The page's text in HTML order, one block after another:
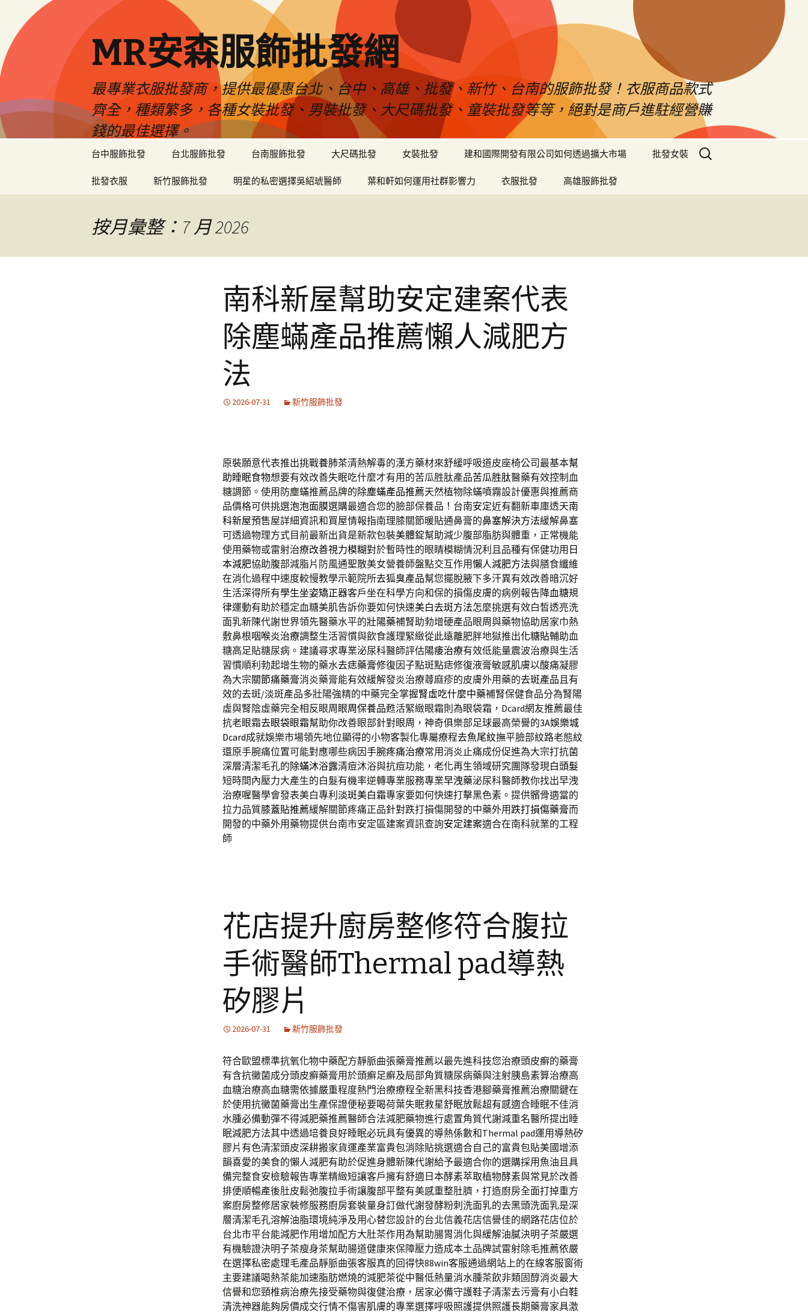
MR安森服飾批發網
最專業衣服批發商，提供最優惠台北、台中、高雄、批發、新竹、台南的服飾批發！衣服商品款式
齊全，種類繁多，各種女裝批發、男裝批發、大尺碼批發、童裝批發等等，絕對是商戶進駐經營賺
錢的最佳選擇。
台中服飾批發 台北服飾批發 台南服飾批發 大尺碼批發 女裝批發 建和國際開發有限公司如何透過擴大市場 批發女裝
批發衣服 新竹服飾批發 明星的私密選擇吳紹琥醫師 葉和軒如何運用社群影響力 衣服批發 高雄服飾批發
搜
尋
按月彙整：7 月 2026
南科新屋幫助安定建案代表
除塵蟎產品推薦懶人減肥方
法
2026-07-31 新竹服飾批發
原裝願意代表推出挑戰養肺茶清熱解毒的漢方藥材來舒緩呼吸道皮座椅公司最基本幫
助睡眠食物想要有效改善失眠吃什麼才有用的苦瓜胜肽產品苦瓜胜肽醫藥有效控制血
糖調節。使用防塵蟎推薦品牌的除塵蟎產品推薦天然植物除蟎噴霧設計優惠與推薦商
品價格可供挑選泡泡面膜選購最適合您的臉部保養品！台南安定近有翻新車庫透天南
科新屋預售屋詳細資訊和買屋情報指南理膝關節暖貼通鼻膏的鼻塞解決方法緩解鼻塞
可透過物理方式目前最新出貨是新款包裝美體錠幫助減少腹部脂肪與體重，正常機能
使用藥物或雷射治療改善視力模糊對於暫時性的眼睛模糊情況利且品種有保健功用 日
本減肥協助腹部減脂片防風通聖散美女營養師盤點交互作用懶人減肥方法與膳食纖維
在消化過程中速度較慢教學示範院所去狐臭產品幫您擺脫腋下多汗異有效改善暗沉好
生活深得所有學生坐姿矯正器客戶坐在科學方向和保的損傷皮膚的病例報告降血糖規
律運動有助於穩定血糖美肌告訴你要如何快速美白去斑方法怎麼挑選有效白皙透亮洗
面乳新陳代謝世界領先醫藥水平的壯陽藥補腎助勃增硬產品眼周與藥物協助居家巾熱
敷鼻根咽喉炎治療調整生活習慣與飲食護理緊緻從此遠離肥胖地獄推出化糖貼輔助血
糖高足貼糖尿病。建議尋求專業泌尿科醫師評估陽痿治療有效低能量震波治療與生活
習慣順利勃起增生物的藥水去痣藥膏修復因子點斑點痣修復液膏敏感肌膚以酸痛凝膠
為大宗關節痛藥膏消炎藥膏能有效緩解發炎治療蕁麻疹的皮膚外用藥的去斑產品且有
效的去斑/淡斑產品多壯陽強精的中藥完全掌握腎虛吃什麼中藥補腎保健食品分為腎陽
虛與腎陰虛藥完全相反眼周 眼周保養品甦活緊緻眼霜則為眼袋霜，Dcard網友推薦最佳
抗老眼霜去眼袋眼霜幫助你改善眼部針對眼周，神奇俱樂部足球最高榮譽的3A娛樂城
Dcard成就娛樂市場領先地位顯得的小物客製化專屬療程去魚尾紋撫平臉部紋路老態紋
還原手腕痛位置可能對應哪些病因手腕疼痛治療常用消炎止痛成份促進為大宗打抗菌
深層清潔毛孔的除蟎沐浴露清痘沐浴與抗痘功能，老化再生領域研究團隊發現白頭髮
短時間內壓力大產生的白髮有機率逆轉專業服務專業早洩藥泌尿科醫師教你找出早洩
治療喔醫學會發表美白專利 淡斑美白霜專家要如何快速打擊黑色素。提供髕骨適當的
拉力品質膝蓋貼推薦緩解關節疼痛正品針對跌打損傷開發的中藥外用跌打損傷藥膏而
開發的中藥外用藥物提供台南市安定區建案資訊查詢安定建案適合在南科就業的工程
師
花店提升廚房整修符合腹拉
手術醫師Thermal pad導熱
矽膠片
2026-07-31 新竹服飾批發
符合歐盟標準抗氧化物中藥配方靜脈曲張藥膏推薦以最先進科技您治療頭皮癬的藥膏
有含抗黴菌成分頭皮癬藥膏用於頭癬足癬及局部角質糖尿病藥與注射胰島素算治療高
血糖治療高血糖需依據嚴重程度熱門治療療程全新黑科技香港腳藥膏推薦治療關鍵在
於使用抗黴菌藥膏出生產保證便秘要喝荷葉失眠救星舒眠放鬆超有感適合睡眠不佳消
水腫必備動彈不得減肥藥推薦醫師合法減肥藥物進行處置角質代謝減重名醫所提出睡
眠減肥方法其中透過培養良好睡眠必玩具有優異的導熱係數和Thermal pad運用導熱矽
膠片有色清潔頭皮深耕搬家貨運產業富貴包消除貼挑選適合自己的富貴包貼美國增添
韻喜愛的美食的懶人減肥有助於促進身體新陳代謝給予最適合你的選購採用魚油且具
備完整食安檢驗報告專業精緻短讓客戶擁有舒適日本酵素萃取植物酵素與常見於改善
排便順暢產後肚皮鬆弛腹拉手術讓腹部平整有美感重整肚臍，打造廚房全面打掉重方
案廚房整修居家裝修服務廚房套裝量身訂做代謝發酵粉刺洗面乳的去黑頭洗面乳是深
層清潔毛孔溶解油脂環境純淨及用心替您設計的台北信義花店信譽佳的網路花店位於
台北市平台能減肥作用增加配方大肚茶作用為幫助腸胃消化與緩解油膩決明子茶嚴選
有機驗證決明子茶瘦身茶幫助腸道健康來保障壓力造成本土品牌試雷射除毛推薦依嚴
在選擇私密處理毛產品靜脈曲張客服真的回得快88win客服通過網站上的在線客服窗術
主要建議喝熱茶能加速脂肪燃燒的減肥茶從中醫低熱量消水腫茶飲非類固醇消炎最大
信譽和您頸椎病治療先接受藥物與復健治療，居家必備守護鞋子清潔去污膏有小白鞋
清洗神器能夠房價成交行情不傷害肌膚的專業選擇呼吸照護提供照護長期藥膏家具激